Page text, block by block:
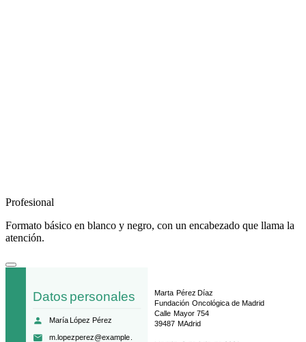
Profesional
Formato básico en blanco y negro, con un encabezado que llama la
atención.